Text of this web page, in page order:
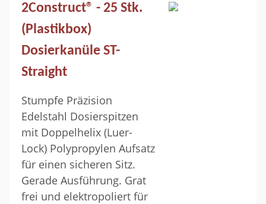
2Construct® - 25 Stk.
(Plastikbox)
Dosierkanüle ST-
Straight
Stumpfe Präzision
Edelstahl Dosierspitzen
mit Doppelhelix (Luer-
Lock) Polypropylen Aufsatz
für einen sicheren Sitz.
Gerade Ausführung. Grat
frei und elektropoliert für